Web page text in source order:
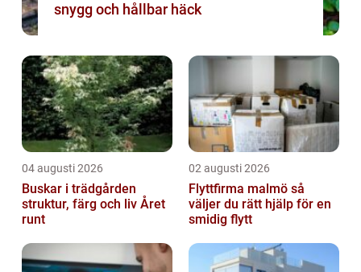
snygg och hållbar häck
04 augusti 2026
Buskar i trädgården
struktur, färg och liv Året
runt
02 augusti 2026
Flyttfirma malmö så
väljer du rätt hjälp för en
smidig flytt